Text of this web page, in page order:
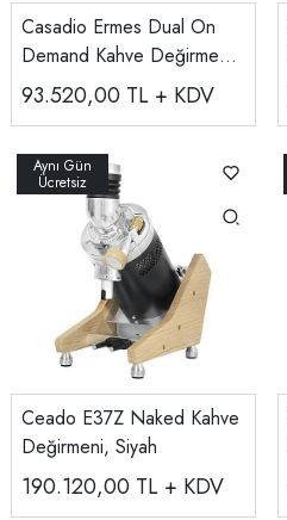
Casadio Ermes Dual On
Demand Kahve Değirmeni,
75 mm
93.520,00 TL + KDV
Ceado E37Z Naked Kahve
Değirmeni, Siyah
190.120,00 TL + KDV